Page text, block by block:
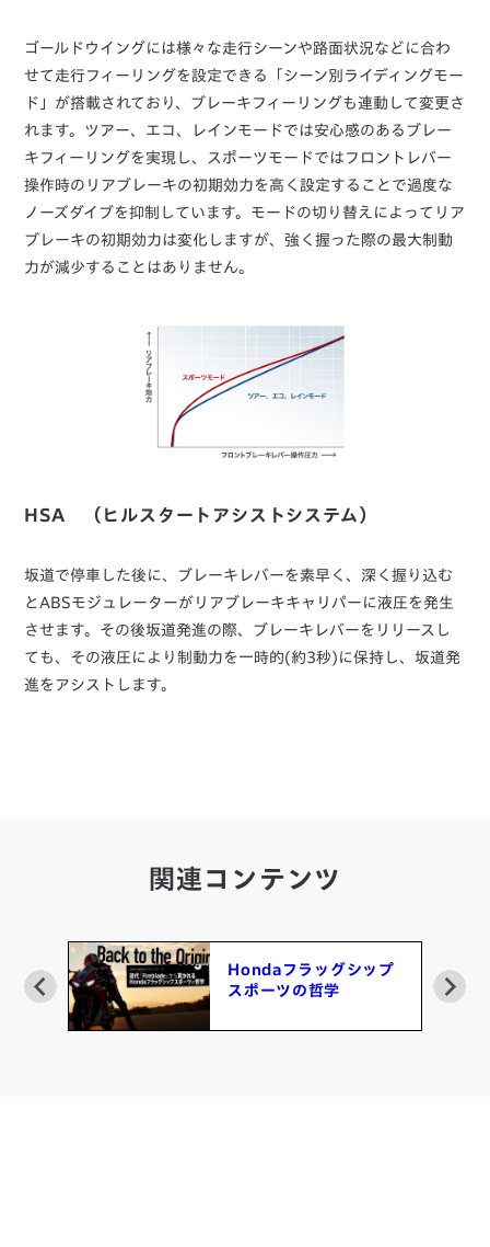
ゴールドウイングには様々な走行シーンや路面状況などに合わ
せて走行フィーリングを設定できる「シーン別ライディングモー
ド」が搭載されており、ブレーキフィーリングも連動して変更さ
れます。ツアー、エコ、レインモードでは安心感のあるブレー
キフィーリングを実現し、スポーツモードではフロントレバー
操作時のリアブレーキの初期効力を高く設定することで過度な
ノーズダイブを抑制しています。モードの切り替えによってリア
ブレーキの初期効力は変化しますが、強く握った際の最大制動
力が減少することはありません。
HSA （ヒルスタートアシストシステム）
坂道で停車した後に、ブレーキレバーを素早く、深く握り込む
とABSモジュレーターがリアブレーキキャリパーに液圧を発生
させます。その後坂道発進の際、ブレーキレバーをリリースし
ても、その液圧により制動力を一時的(約3秒)に保持し、坂道発
進をアシストします。
関連コンテンツ
Hondaフラッグシップ
スポーツの哲学